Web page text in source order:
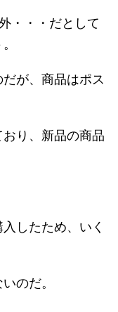
・・・だとして
が、商品はポス
り、新品の商品
したため、いく
のだ。